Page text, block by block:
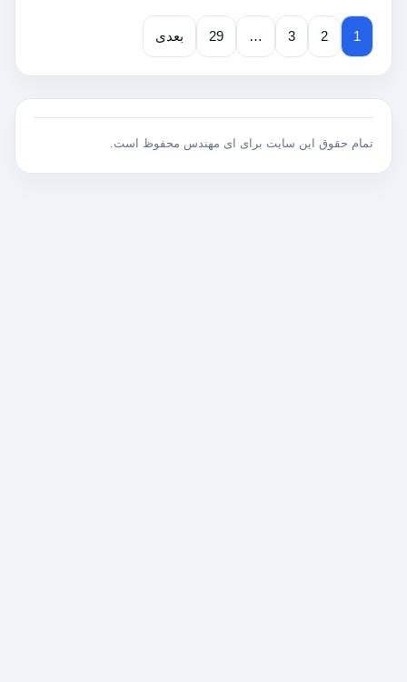
1
2
3
…
29 بعدی
تمام حقوق این سایت برای ای مهندس محفوظ است.